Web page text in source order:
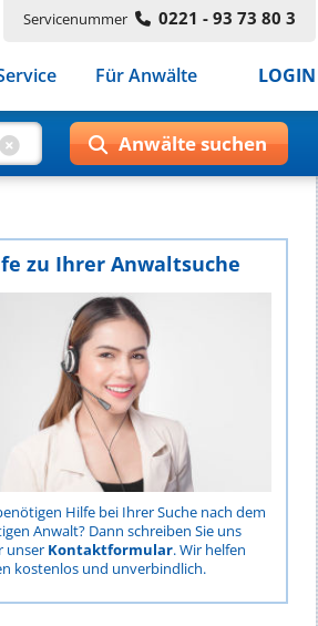
Servicenummer 0221 - 93 73 80 3
Für Anwälte LOGIN
zu Ihrer Anwaltsuche
Hilfe bei Ihrer Suche nach dem
Anwalt? Dann schreiben Sie uns
unser Kontaktformular. Wir helfen
kostenlos und unverbindlich.